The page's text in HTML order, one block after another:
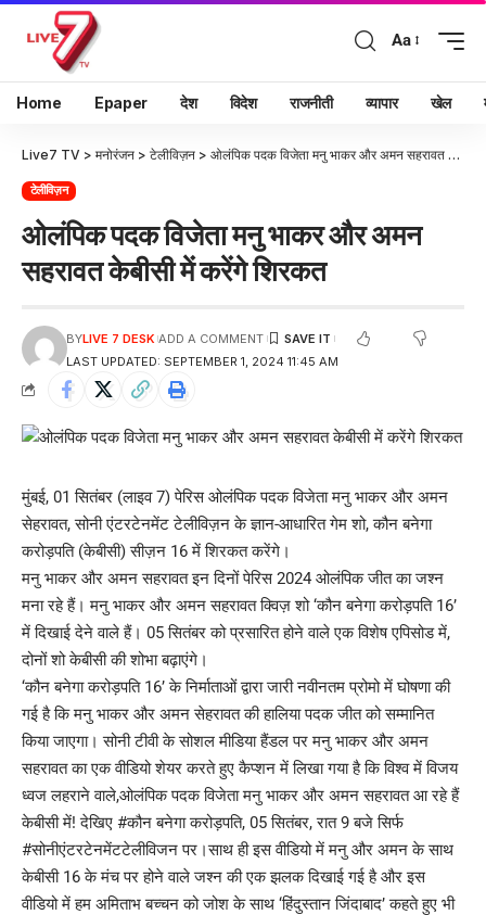
Aa
Home Epaper देश विदेश राजनीती व्यापार खेल
Live7 TV > मनोरंजन > टेलीविज़न > ओलंपिक पदक विजेता मनु भाकर और अमन सहरावत केबीसी में करेंगे शिरकत
टेलीविज़न
ओलंपिक पदक विजेता मनु भाकर और अमन
सहरावत केबीसी में करेंगे शिरकत
LAST UPDATED: SEPTEMBER 1, 2024 11:45 AM
BYLIVE 7 DESK ADD A COMMENT
मुंबई, 01 सितंबर (लाइव 7) पेरिस ओलंपिक पदक विजेता मनु भाकर और अमन
सेहरावत, सोनी एंटरटेनमेंट टेलीविज़न के ज्ञान-आधारित गेम शो, कौन बनेगा
करोड़पति (केबीसी) सीज़न 16 में शिरकत करेंगे।
मनु भाकर और अमन सहरावत इन दिनों पेरिस 2024 ओलंपिक जीत का जश्न
मना रहे हैं। मनु भाकर और अमन सहरावत क्विज़ शो ‘कौन बनेगा करोड़पति 16’
में दिखाई देने वाले हैं। 05 सितंबर को प्रसारित होने वाले एक विशेष एपिसोड में,
दोनों शो केबीसी की शोभा बढ़ाएंगे।
‘कौन बनेगा करोड़पति 16’ के निर्माताओं द्वारा जारी नवीनतम प्रोमो में घोषणा की
गई है कि मनु भाकर और अमन सेहरावत की हालिया पदक जीत को सम्मानित
किया जाएगा। सोनी टीवी के सोशल मीडिया हैंडल पर मनु भाकर और अमन
सहरावत का एक वीडियो शेयर करते हुए कैप्शन में लिखा गया है कि विश्व में विजय
ध्वज लहराने वाले,ओलंपिक पदक विजेता मनु भाकर और अमन सहरावत आ रहे हैं
केबीसी में! देखिए #कौन बनेगा करोड़पति, 05 सितंबर, रात 9 बजे सिर्फ
#सोनीएंटरटेनमेंटटेलीविजन पर।साथ ही इस वीडियो में मनु और अमन के साथ
केबीसी 16 के मंच पर होने वाले जश्न की एक झलक दिखाई गई है और इस
वीडियो में हम अमिताभ बच्चन को जोश के साथ ‘हिंदुस्तान जिंदाबाद’ कहते हुए भी